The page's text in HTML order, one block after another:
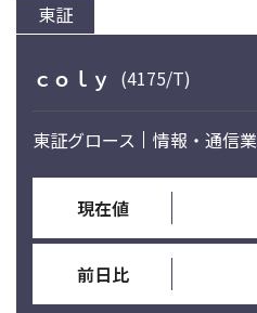
東証
ｃｏｌｙ (4175/T)
東証グロース 情報・通信業
現在値
前日比